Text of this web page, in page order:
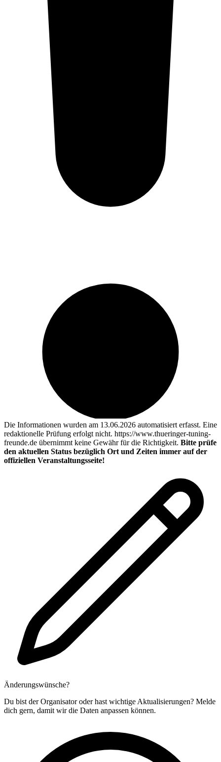
Die Informationen wurden am 13.06.2026 automatisiert erfasst. Eine
redaktionelle Prüfung erfolgt nicht. https://www.thueringer-tuning-
freunde.de übernimmt keine Gewähr für die Richtigkeit. Bitte prüfe
den aktuellen Status bezüglich Ort und Zeiten immer auf der
offiziellen Veranstaltungsseite!
Änderungswünsche?
Du bist der Organisator oder hast wichtige Aktualisierungen? Melde
dich gern, damit wir die Daten anpassen können.